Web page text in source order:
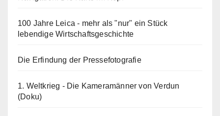
100 Jahre Leica - mehr als "nur" ein Stück
lebendige Wirtschaftsgeschichte
Die Erfindung der Pressefotografie
1. Weltkrieg - Die Kameramänner von Verdun
(Doku)